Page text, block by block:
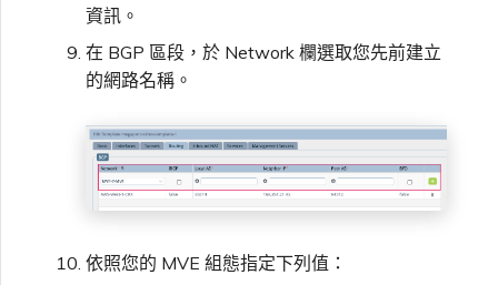
資訊。
在 BGP 區段，於 Network 欄選取您先前建立
的網路名稱。
依照您的 MVE 組態指定下列值：